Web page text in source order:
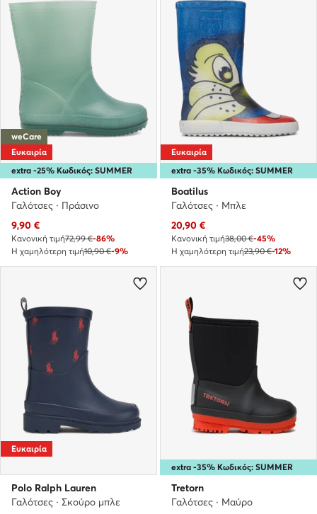
extra -25% Κωδικός: SUMMER
weCare
Ευκαιρία
Action Boy
Γαλότσες · Πράσινο
Τρέχουσα τιμή
9,90 €
Κανονική τιμή72,99 €-86%
Η χαμηλότερη τιμή10,90 €-9%
extra -35% Κωδικός: SUMMER
Ευκαιρία
Boatilus
Γαλότσες · Μπλε
Τρέχουσα τιμή
20,90 €
Κανονική τιμή38,00 €-45%
Η χαμηλότερη τιμή23,90 €-12%
Ευκαιρία
Polo Ralph Lauren
Γαλότσες · Σκούρο μπλε
extra -35% Κωδικός: SUMMER
Tretorn
Γαλότσες · Μαύρο